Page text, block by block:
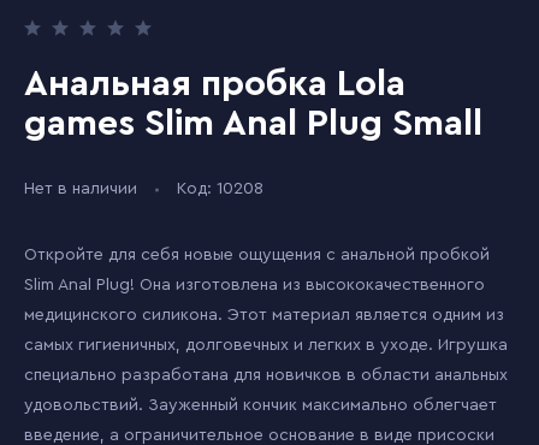
Анальная пробка Lola
games Slim Anal Plug Small
Нет в наличии Код: 10208
Откройте для себя новые ощущения с анальной пробкой
Slim Anal Plug! Она изготовлена из высококачественного
медицинского силикона. Этот материал является одним из
самых гигиеничных, долговечных и легких в уходе. Игрушка
специально разработана для новичков в области анальных
удовольствий. Зауженный кончик максимально облегчает
введение, а ограничительное основание в виде присоски